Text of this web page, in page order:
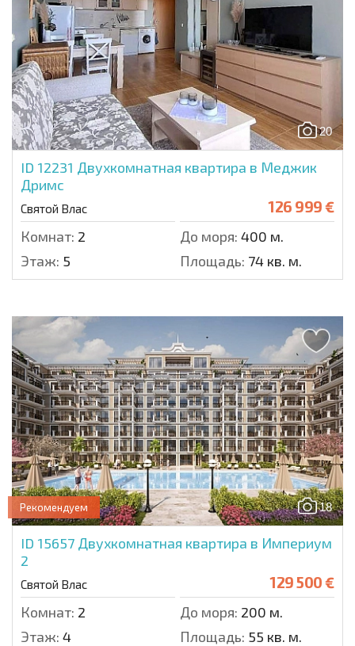
20
ID 12231 Двухкомнатная квартира в Меджик
Дримс
Святой Влас 126 999 €
Комнат: 2 До моря: 400 м.
Этаж: 5 Площадь: 74 кв. м.
18
Рекомендуем
ID 15657 Двухкомнатная квартира в Империум
2
Святой Влас 129 500 €
Комнат: 2 До моря: 200 м.
Этаж: 4 Площадь: 55 кв. м.